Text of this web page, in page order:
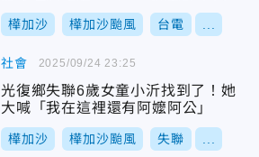
樺加沙 樺加沙颱風 台電
社會
光復鄉失聯6歲女童小沂找到了！她
大喊「我在這裡還有阿嬤阿公」
樺加沙 樺加沙颱風 失聯
2025/09/24 23:25